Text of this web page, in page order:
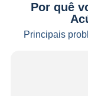
Por quê
Principais